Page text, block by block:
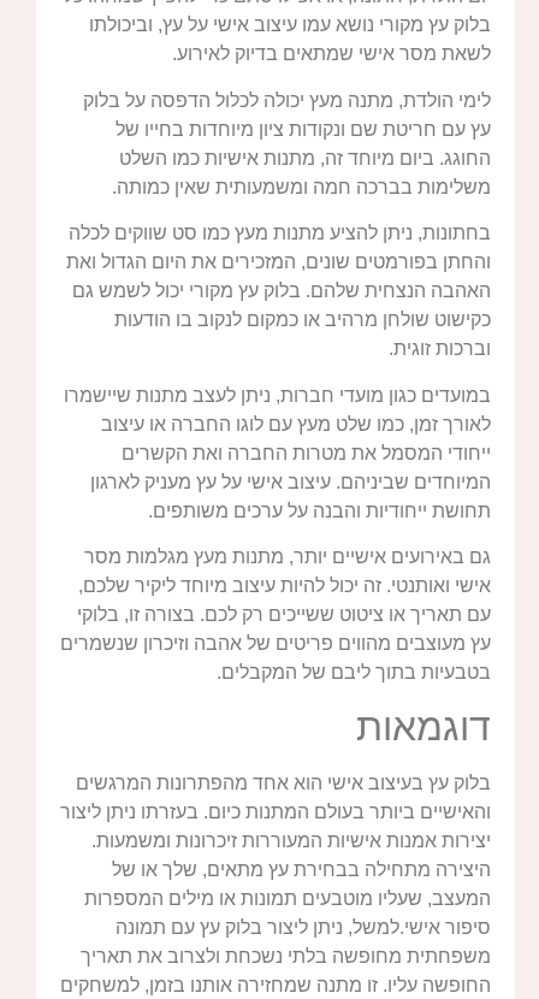
בלוק עץ מקורי נושא עמו עיצוב אישי על עץ, וביכולתו
לשאת מסר אישי שמתאים בדיוק לאירוע.
לימי הולדת, מתנה מעץ יכולה לכלול הדפסה על בלוק
עץ עם חריטת שם ונקודות ציון מיוחדות בחייו של
החוגג. ביום מיוחד זה, מתנות אישיות כמו השלט
משלימות בברכה חמה ומשמעותית שאין כמותה.
בחתונות, ניתן להציע מתנות מעץ כמו סט שווקים לכלה
והחתן בפורמטים שונים, המזכירים את היום הגדול ואת
האהבה הנצחית שלהם. בלוק עץ מקורי יכול לשמש גם
כקישוט שולחן מרהיב או כמקום לנקוב בו הודעות
וברכות זוגית.
במועדים כגון מועדי חברות, ניתן לעצב מתנות שיישמרו
לאורך זמן, כמו שלט מעץ עם לוגו החברה או עיצוב
ייחודי המסמל את מטרות החברה ואת הקשרים
המיוחדים שביניהם. עיצוב אישי על עץ מעניק לארגון
תחושת ייחודיות והבנה על ערכים משותפים.
גם באירועים אישיים יותר, מתנות מעץ מגלמות מסר
אישי ואותנטי. זה יכול להיות עיצוב מיוחד ליקיר שלכם,
עם תאריך או ציטוט ששייכים רק לכם. בצורה זו, בלוקי
עץ מעוצבים מהווים פריטים של אהבה וזיכרון שנשמרים
בטבעיות בתוך ליבם של המקבלים.
דוגמאות
בלוק עץ בעיצוב אישי הוא אחד מהפתרונות המרגשים
והאישיים ביותר בעולם המתנות כיום. בעזרתו ניתן ליצור
יצירות אמנות אישיות המעוררות זיכרונות ומשמעות.
היצירה מתחילה בבחירת עץ מתאים, שלך או של
המעצב, שעליו מוטבעים תמונות או מילים המספרות
סיפור אישי.למשל, ניתן ליצור בלוק עץ עם תמונה
משפחתית מחופשה בלתי נשכחת ולצרוב את תאריך
החופשה עליו. זו מתנה שמחזירה אותנו בזמן, למשחקים